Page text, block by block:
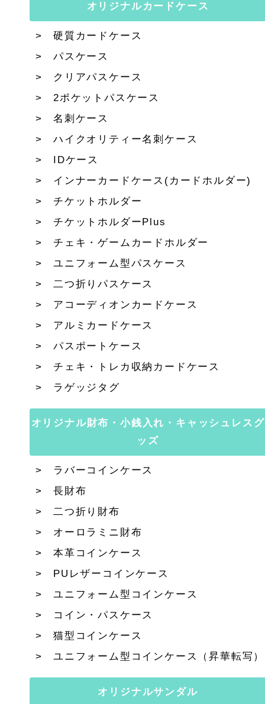
オリジナルカードケース
硬質カードケース
パスケース
クリアパスケース
2ポケットパスケース
名刺ケース
ハイクオリティー名刺ケース
IDケース
インナーカードケース(カードホルダー)
チケットホルダー
チケットホルダーPlus
チェキ・ゲームカードホルダー
ユニフォーム型パスケース
二つ折りパスケース
アコーディオンカードケース
アルミカードケース
パスポートケース
チェキ・トレカ収納カードケース
ラゲッジタグ
オリジナル財布・小銭入れ・キャッシュレスグ
ッズ
ラバーコインケース
長財布
二つ折り財布
オーロラミニ財布
本革コインケース
PUレザーコインケース
ユニフォーム型コインケース
コイン・パスケース
猫型コインケース
ユニフォーム型コインケース（昇華転写）
オリジナルサンダル